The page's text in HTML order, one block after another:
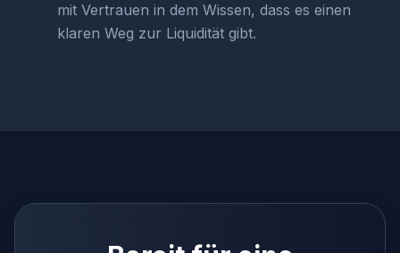
mit Vertrauen in dem Wissen, dass es einen
klaren Weg zur Liquidität gibt.